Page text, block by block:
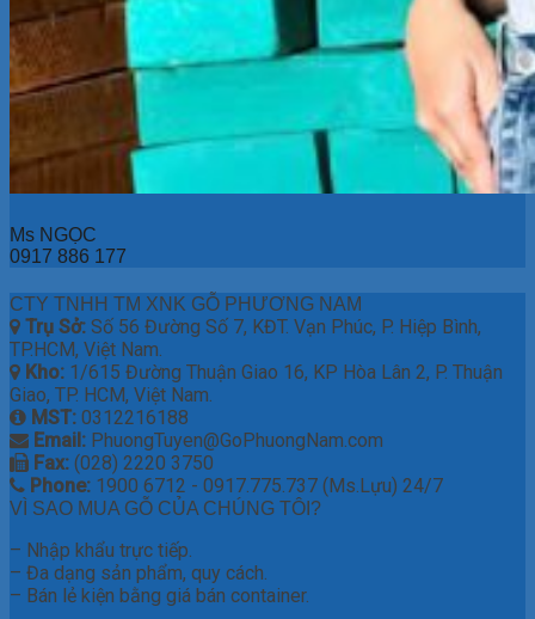
Ms NGỌC
0917 886 177
CTY TNHH TM XNK GỖ PHƯƠNG NAM
Trụ Sở: Số 56 Đường Số 7, KĐT. Vạn Phúc, P. Hiệp Bình,
TP.HCM, Việt Nam.
Kho: 1/615 Đường Thuận Giao 16, KP Hòa Lân 2, P. Thuận
Giao, TP. HCM, Việt Nam.
MST: 0312216188
Email: PhuongTuyen@GoPhuongNam.com
Fax: (028) 2220 3750
Phone: 1900 6712 - 0917.775.737 (Ms.Lựu) 24/7
VÌ SAO MUA GỖ CỦA CHÚNG TÔI?
– Nhập khẩu trực tiếp.
– Đa dạng sản phẩm, quy cách.
– Bán lẻ kiện bằng giá bán container.